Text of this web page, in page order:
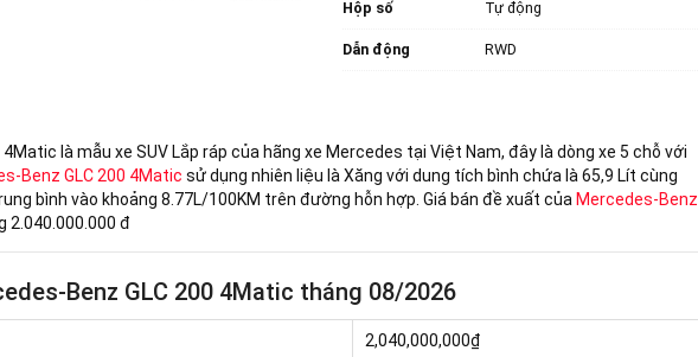
Hộp số Tự động
Dẫn động RWD
4Matic là mẫu xe SUV Lắp ráp của hãng xe Mercedes tại Việt Nam, đây là dòng xe 5 chỗ với
Benz GLC 200 4Matic sử dụng nhiên liệu là Xăng với dung tích bình chứa là 65,9 Lít cùng
bình vào khoảng 8.77L/100KM trên đường hỗn hợp. Giá bán đề xuất của Mercedes-Benz
2.040.000.000 đ
Benz GLC 200 4Matic tháng 08/2026
2,040,000,000₫